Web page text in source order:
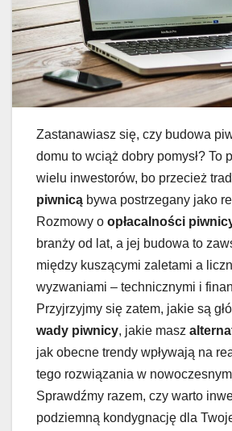
Zastanawiasz się, czy budowa
domu to wciąż dobry pomysł? To
wielu inwestorów, bo przecież
piwnicą bywa postrzegany jako
Rozmowy o opłacalności
branży od lat, a jej budowa to
między kuszącymi zaletami a
wyzwaniami – technicznymi i
Przyjrzyjmy się zatem, jakie są
wady piwnicy, jakie masz
jak obecne trendy wpływają na
tego rozwiązania w
Sprawdźmy razem, czy warto
podziemną kondygnację dla